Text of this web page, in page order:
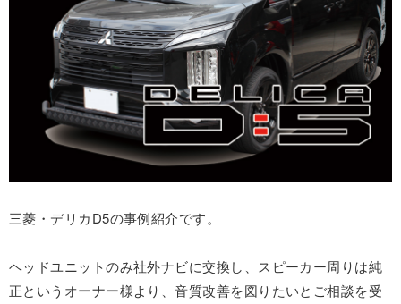
三菱・デリカD5の事例紹介です。
ヘッドユニットのみ社外ナビに交換し、スピーカー周りは純
正というオーナー様より、音質改善を図りたいとご相談を受